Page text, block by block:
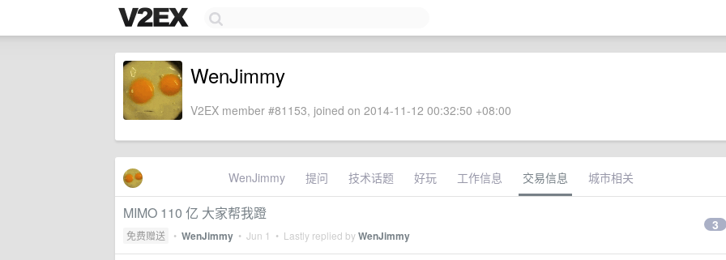
WenJimmy
V2EX member #81153, joined on 2014-11-12 00:32:50 +08:00
WenJimmy 提问 技术话题 好玩 工作信息 交易信息 城市相关
MIMO 110 亿 大家帮我蹬
免费赠送 • WenJimmy • Jun 1 • Lastly replied byWenJimmy
3